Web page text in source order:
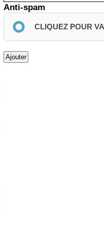
Anti-spam
CLIQUEZ POUR